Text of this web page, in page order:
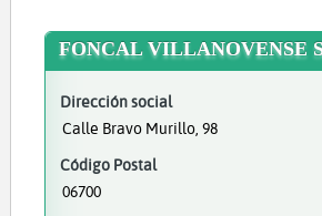
FONCAL VILLANOVENSE
Dirección social
Calle Bravo Murillo, 98
Código Postal
06700